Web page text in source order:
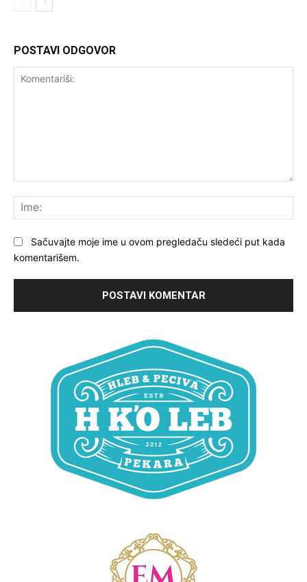
POSTAVI ODGOVOR
Sačuvajte moje ime u ovom pregledaču sledeći put kada
komentarišem.